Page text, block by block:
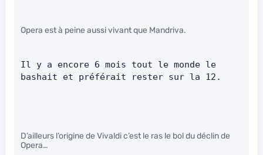
Opera est à peine aussi vivant que Mandriva.
Il y a encore 6 mois tout le monde le
D’ailleurs l’origine de Vivaldi c’est le ras le bol du déclin de
Opera…